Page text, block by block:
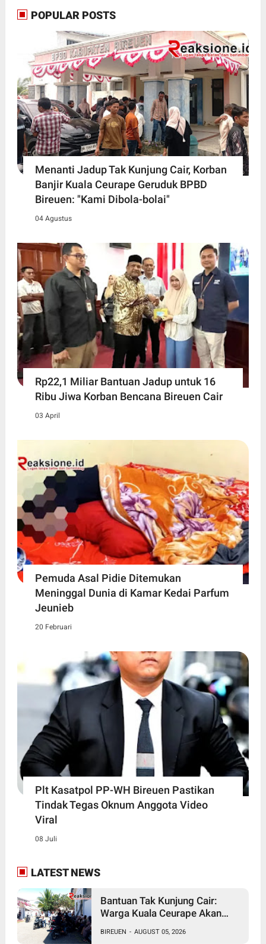
POPULAR POSTS
Menanti Jadup Tak Kunjung Cair, Korban
Banjir Kuala Ceurape Geruduk BPBD
Bireuen: "Kami Dibola-bolai"
04 Agustus
Rp22,1 Miliar Bantuan Jadup untuk 16
Ribu Jiwa Korban Bencana Bireuen Cair
03 April
Pemuda Asal Pidie Ditemukan
Meninggal Dunia di Kamar Kedai Parfum
Jeunieb
20 Februari
Plt Kasatpol PP-WH Bireuen Pastikan
Tindak Tegas Oknum Anggota Video
Viral
08 Juli
LATEST NEWS
Bantuan Tak Kunjung Cair:
Warga Kuala Ceurape Akan
BIREUEN - AUGUST 05, 2026